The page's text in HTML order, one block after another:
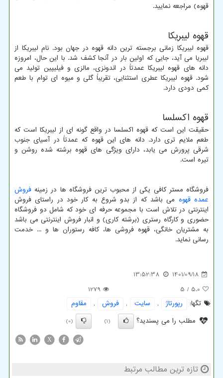
قهوه) مراجعه نمایید.
قهوه لیبریکا
قهوه لیبریکا زمانی برجسته ترین دانه قهوه در جهان بود. نام لیبریکا از
لیبریا می آید، جایی که اولین بار در آنجا کشف شد. با این حال، امروزه
دانه های قهوه لیبریکا عمدتاً در اندونزی، مالزی و فیلیپین تولید می
شود. قهوه لیبریکا عطری استثنایی، تقریباً گلی و میوه ای توام با طعم
کمی دودی دارد.
قهوه اکسلسا
حقیقت این است که قهوه اکسلسا در واقع گونه ای از لیبریکا است که
طعم ملایم تری دارد. دانه های این قهوه که عمدتاً در آسیای جنوب
شرقی پرورش می یابد، دارای ویژگی های قهوه برشته شده روشن و
تیره است.
فروشگاه مستر کافی یکی از محبوب ترین فروشگاه ها در زمینه فروش
عمده قهوه می باشد که از بدو شروع به کار خود در راستای فروش
اینترنتی در تلاش است با مجموعه حرفه ای خود که شامل دو فروشگاه
حضوری و کارگاه رستری (برشته کاری) و انبار فروش اینترنتی می باشد
به مشتریان خانگی، قهوه فروشی ها، کافه رستوران ها و ... خدمت
رسانی نماید.
1401/09/18
13:52:38
5.0
/ 5
1279
تگها:
رپورتاژ , سایت , فروش ,
مقاوم
مطلب را می پسندید؟
(1)
(0)
X
تازه ترین مطالب مرتبط